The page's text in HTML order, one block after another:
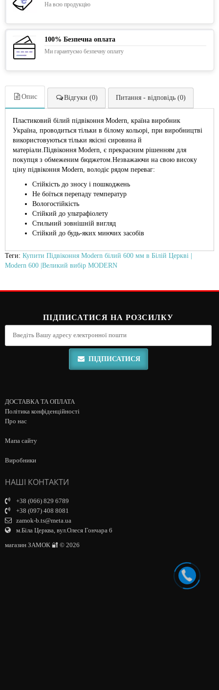
На всю продукцію
100% Безпечна оплата
Ми гарантуємо безпечну оплату
Опис Відгуки (0) Питання - відповідь (0)
Пластиковий білий підвіконня Modern, країна виробник
Україна, проводиться тільки в білому кольорі, при виробництві
використовуються тільки якісні сировина й
матеріали.Підвіконня Modern, є прекрасним рішенням для
покупця з обмеженим бюджетом.Незважаючи на свою високу
ціну підвіконня Modern, володіє рядом переваг:
Стійкість до зносу і пошкоджень
Не боїться перепаду температур
Вологостійкість
Стійкий до ультрафіолету
Стильний зовнішній вигляд
Стійкий до будь-яких миючих засобів
Теги: Купити Підвіконня Modern білий 600 мм в Білій Церкві |
Modern 600 |Великий вибір MODERN
ПІДПИСАТИСЯ НА РОЗСИЛКУ
ПІДПИСАТИСЯ
ДОСТАВКА ТА ОПЛАТА
Політика конфіденційності
Про нас
Мапа сайту
Виробники
НАШІ КОНТАКТИ
+38 (066) 829 6789
+38 (097) 408 8081
zamok-b.ts@meta.ua
м.Біла Церква, вул.Олеся Гончара 6
магазин ЗАМОК 🔐 © 2026